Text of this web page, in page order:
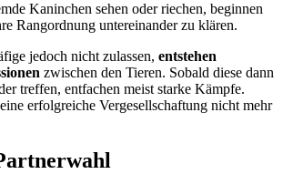
Kaninchen sehen oder riechen, beginnen
Rangordnung untereinander zu klären.
jedoch nicht zulassen, entstehen
zwischen den Tieren. Sobald diese dann
treffen, entfachen meist starke Kämpfe.
erfolgreiche Vergesellschaftung nicht mehr